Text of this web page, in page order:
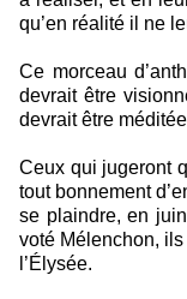
qu’en réalité il ne
Ce morceau
devrait être
devrait être
Ceux qui jugeront
tout bonnement
se plaindre, en
voté Mélenchon,
l’Élysée.